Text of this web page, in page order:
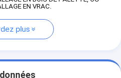
EN VRAC.
plus